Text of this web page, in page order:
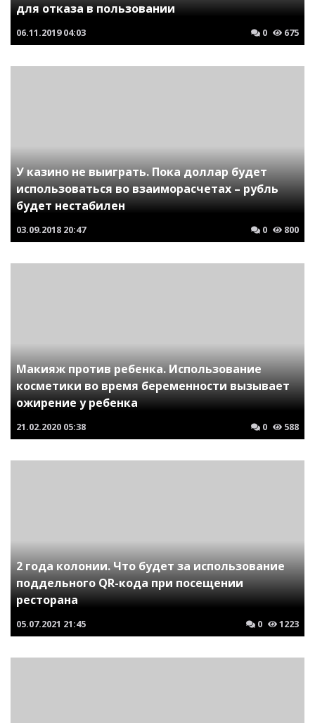
для отказа в пользовании
06.11.2019 04:03 0 675
У казино не выиграть. Пока доллар будет
использоваться во взаиморасчетах – рубль
будет нестабилен
03.09.2018 20:47 0 800
Макияж против ребенка. Использование
косметики во время беременности вызывает
ожирение у ребенка
21.02.2020 05:38 0 588
2 года колонии. Что будет за использование
поддельного QR-кода при посещении
ресторана
05.07.2021 21:45 0 1223